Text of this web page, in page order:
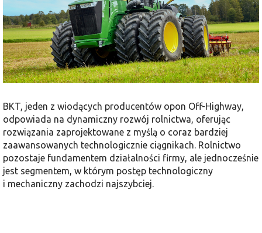
BKT, jeden z wiodących producentów opon Off-Highway,
odpowiada na dynamiczny rozwój rolnictwa, oferując
rozwiązania zaprojektowane z myślą o coraz bardziej
zaawansowanych technologicznie ciągnikach. Rolnictwo
pozostaje fundamentem działalności firmy, ale jednocześnie
jest segmentem, w którym postęp technologiczny
i mechaniczny zachodzi najszybciej.